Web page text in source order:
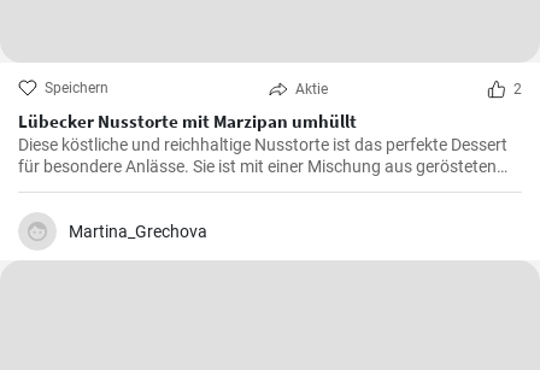
Speichern Aktie 2
Lübecker Nusstorte mit Marzipan umhüllt
Diese köstliche und reichhaltige Nusstorte ist das perfekte Dessert
für besondere Anlässe. Sie ist mit einer Mischung aus gerösteten
Nüssen und einer cremigen Füllung gefüllt, die von einer knackigen
Schicht Marzipan umhüllt wird.
Martina_Grechova